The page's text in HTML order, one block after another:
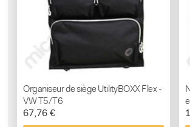
Organiseur de siège UtilityBOXX Flex -
VW T5/T6
67,76 €